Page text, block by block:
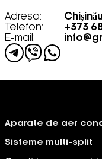
Adresa:
Telefon:
+373
E-mail:
Aparate de aer
Sisteme multi-split